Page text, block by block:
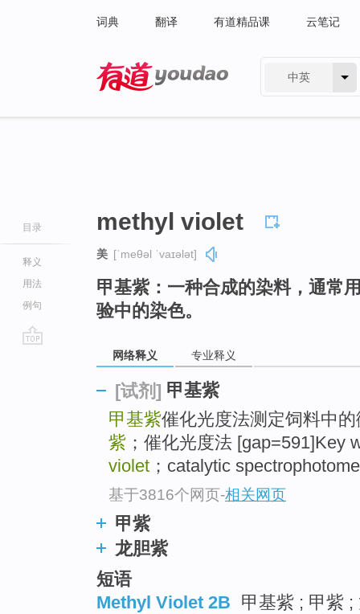
词典 翻译 有道精品课 云笔记
中英
目录
释义
用法
例句
methyl violet
美 [ˈmeθəl ˈvaɪələt]
甲基紫：一种合成的染料，通常
验中的染色。
网络释义 专业释义
[试剂] 甲基紫
甲基紫催化光度法测定饲料中
紫 ；催化光度法 [gap=591]Key
violet ；catalytic
基于3816个网页-相关网页
甲紫
龙胆紫
短语
Methyl Violet 2B 甲基紫 ; 甲紫